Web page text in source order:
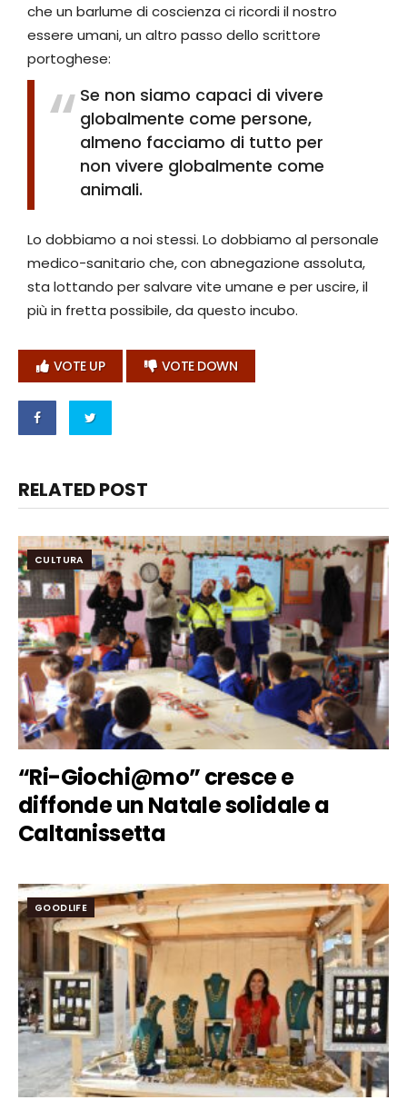
che un barlume di coscienza ci ricordi il nostro
essere umani, un altro passo dello scrittore
portoghese:
Se non siamo capaci di vivere
globalmente come persone,
almeno facciamo di tutto per
non vivere globalmente come
animali.
Lo dobbiamo a noi stessi. Lo dobbiamo al personale
medico-sanitario che, con abnegazione assoluta,
sta lottando per salvare vite umane e per uscire, il
più in fretta possibile, da questo incubo.
VOTE UP VOTE DOWN
RELATED POST
CULTURA
“Ri-Giochi@mo” cresce e
diffonde un Natale solidale a
Caltanissetta
GOODLIFE